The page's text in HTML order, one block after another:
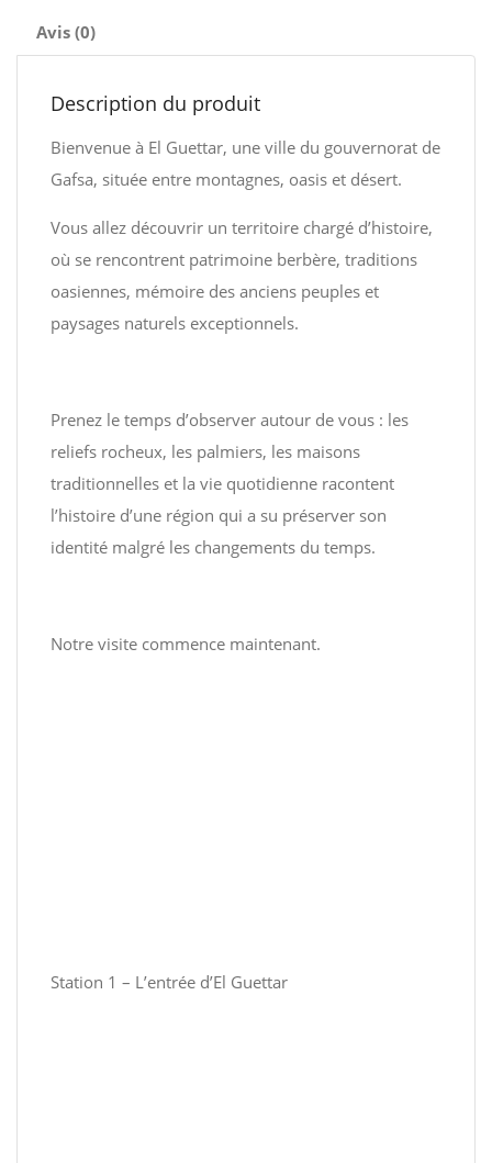
Avis (0)
Description du produit
Bienvenue à El Guettar, une ville du gouvernorat de
Gafsa, située entre montagnes, oasis et désert.
Vous allez découvrir un territoire chargé d’histoire,
où se rencontrent patrimoine berbère, traditions
oasiennes, mémoire des anciens peuples et
paysages naturels exceptionnels.
Prenez le temps d’observer autour de vous : les
reliefs rocheux, les palmiers, les maisons
traditionnelles et la vie quotidienne racontent
l’histoire d’une région qui a su préserver son
identité malgré les changements du temps.
Notre visite commence maintenant.
Station 1 – L’entrée d’El Guettar